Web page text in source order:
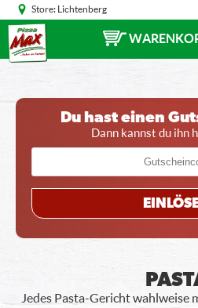
Store: Lichtenberg
Du hast einen
Dann kannst du ihn
Jedes Pasta-Gericht wahlweise